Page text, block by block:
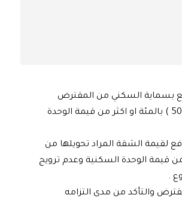
بسماية السكني من المقترض
الاصلي الذي يقوم ببيعها الى شخص اخر تخضع لشروط قانونية من بينها دفع ( 50 ) بالمئة او اكثر من قيمة الوحدة
لقيمة الشقة المراد تحويلها من
تكون نسبة الدفع ( 50 ) بالمئة او اكثر من قيمة الوحدة السكنية وعدم ترويج
.
والتأكد من مدى التزامه